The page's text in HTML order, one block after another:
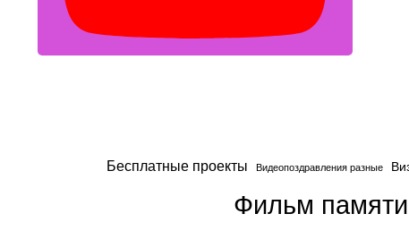
Бесплатные проекты Видеопоздравления разные
Фильм памяти